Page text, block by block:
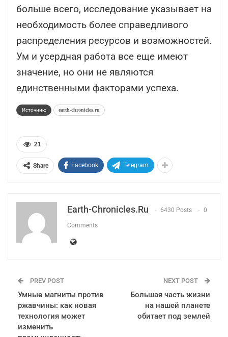
больше всего, исследование указывает на
необходимость более справедливого
распределения ресурсов и возможностей.
Ум и усердная работа все еще имеют
значение, но они не являются
единственными факторами успеха.
Источник: earth-chronicles.ru
21
Share Facebook Telegram
Earth-Chronicles.ru 6430 Posts 0
Comments
PREV POST
Умные магниты против
ржавчины: как новая
технология может
изменить
NEXT POST
Большая часть жизни
на нашей планете
обитает под землей